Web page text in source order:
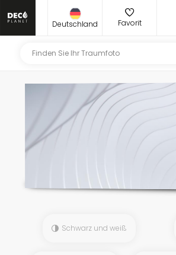
Deutschland Favorit
Schwarz und weiß